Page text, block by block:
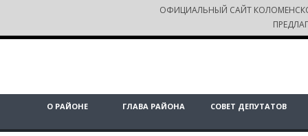
ОФИЦИАЛЬНЫЙ САЙТ
О РАЙОНЕ ГЛАВА РАЙОНА СОВЕТ ДЕПУТАТОВ